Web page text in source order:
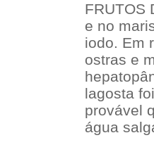
FRUTOS
e no
iodo. Em
ostras e
lagosta
provável
água